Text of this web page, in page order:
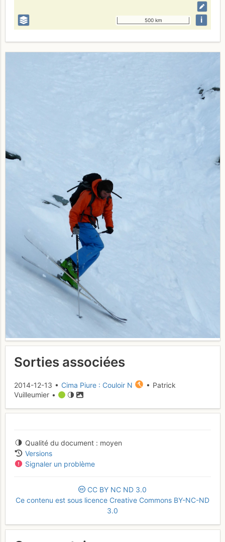
500 km i
Sorties associées
2014-12-13 • Cima Piure : Couloir N
• Patrick
Vuilleumier •
Qualité du document
moyen
Versions
Signaler un problème
CC BY NC ND 3.0
Ce contenu est sous licence Creative Commons BY-NC-ND
3.0